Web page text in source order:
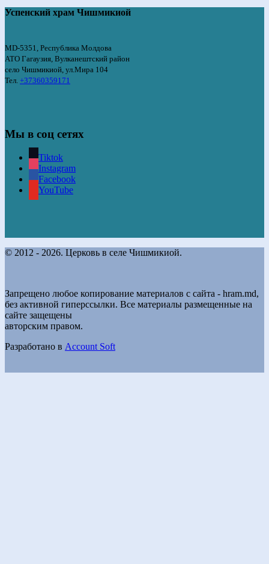
Успенский храм Чишмикиой
MD-5351, Республика Молдова
АТО Гагаузия, Вулканештский район
село Чишмикиой, ул.Мира 104
Тел. +37360359171
Мы в соц сетях
Tiktok
Instagram
Facebook
YouTube
© 2012 - 2026. Церковь в селе Чишмикиой.
Запрещено любое копирование материалов с сайта - hram.md,
без активной гиперссылки. Все материалы размещенные на
сайте защещены
авторским правом.
Разработано в Account Soft